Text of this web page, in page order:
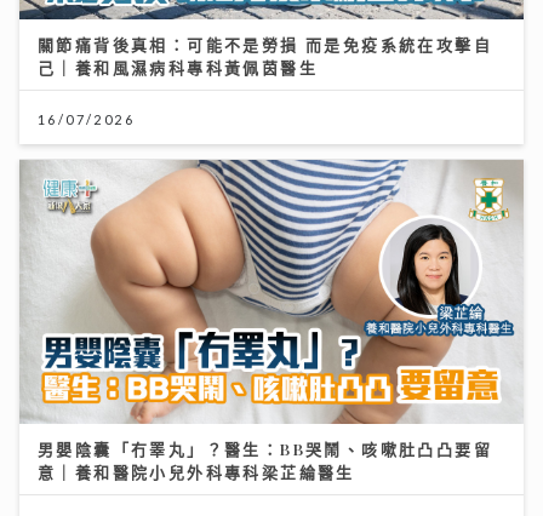
關節痛背後真相：可能不是勞損 而是免疫系統在攻擊自
己｜養和風濕病科專科黃佩茵醫生
16/07/2026
男嬰陰囊「冇睪丸」？醫生：BB哭鬧、咳嗽肚凸凸要留
意｜養和醫院小兒外科專科梁芷綸醫生